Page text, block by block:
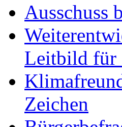
Ausschuss
Leitbild für
Zeichen